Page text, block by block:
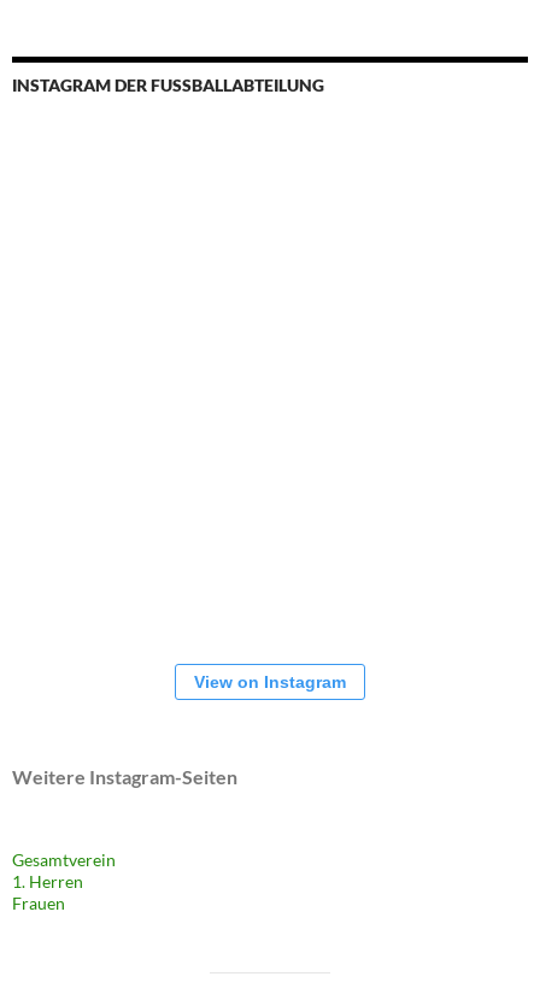
INSTAGRAM DER FUSSBALLABTEILUNG
View on Instagram
Weitere Instagram-Seiten
Gesamtverein
1. Herren
Frauen